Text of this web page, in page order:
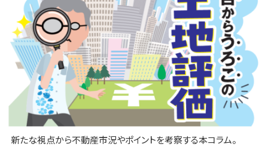
新たな視点から不動産市況やポイントを考察する本コラム。